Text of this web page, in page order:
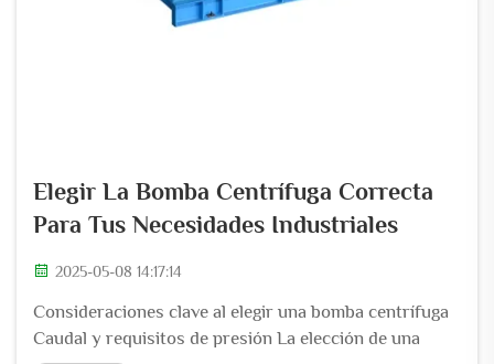
Elegir La Bomba Centrífuga Correcta
Para Tus Necesidades Industriales
2025-05-08 14:17:14
Consideraciones clave al elegir una bomba centrífuga
Caudal y requisitos de presión La elección de una